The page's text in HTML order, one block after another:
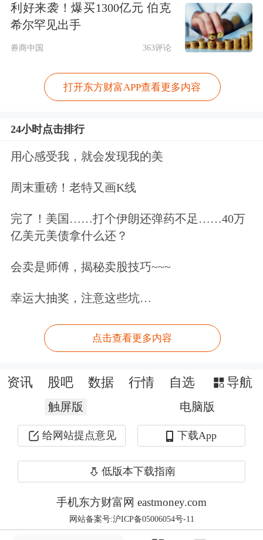
4.中央对地方的转移支付规模有望超过
11万亿元，支持地方保持和加大财政支
出规模。
过3万亿元，重点支持科技研发与成果
转化，支持先进制造业、小微企业、购
房购车等大宗消费等领域。
货币政策基调由“稳健”调整为“适度宽
松”，将在更大程度上配合好更加积极
的财政政策，实施“双松”组合，保持流
动性合理充裕，降低市场融资成本。
2025年适度宽松的货币政策将进一步加
大市场流动性供给，推进市场利率持续
下行，加快信贷增长，刺激需求扩张。
扩大总量工具操作规模，通过降
准、增加买断式逆回购与MLF等公开市
场操作规模、购买国债、政策性银行购
债等货币工具释放流动性。全年有望降
准1个百分点左右，释放近3万亿元以上
流动性。
利好来袭！爆买1300亿元 伯克
希尔罕见出手
券商中国 363评论
打开东方财富APP查看更多内容
24小时点击排行
用心感受我，就会发现我的美
周末重磅！老特又画K线
完了！美国……打个伊朗还弹药不足……40万
亿美元美债拿什么还？
会卖是师傅，揭秘卖股技巧~~~
幸运大抽奖，注意这些坑…
点击查看更多内容
资讯 股吧 数据 行情 自选 导航
触屏版 电脑版
给网站提点意见 下载App
低版本下载指南
手机东方财富网 eastmoney.com
网站备案号:沪ICP备05006054号-11